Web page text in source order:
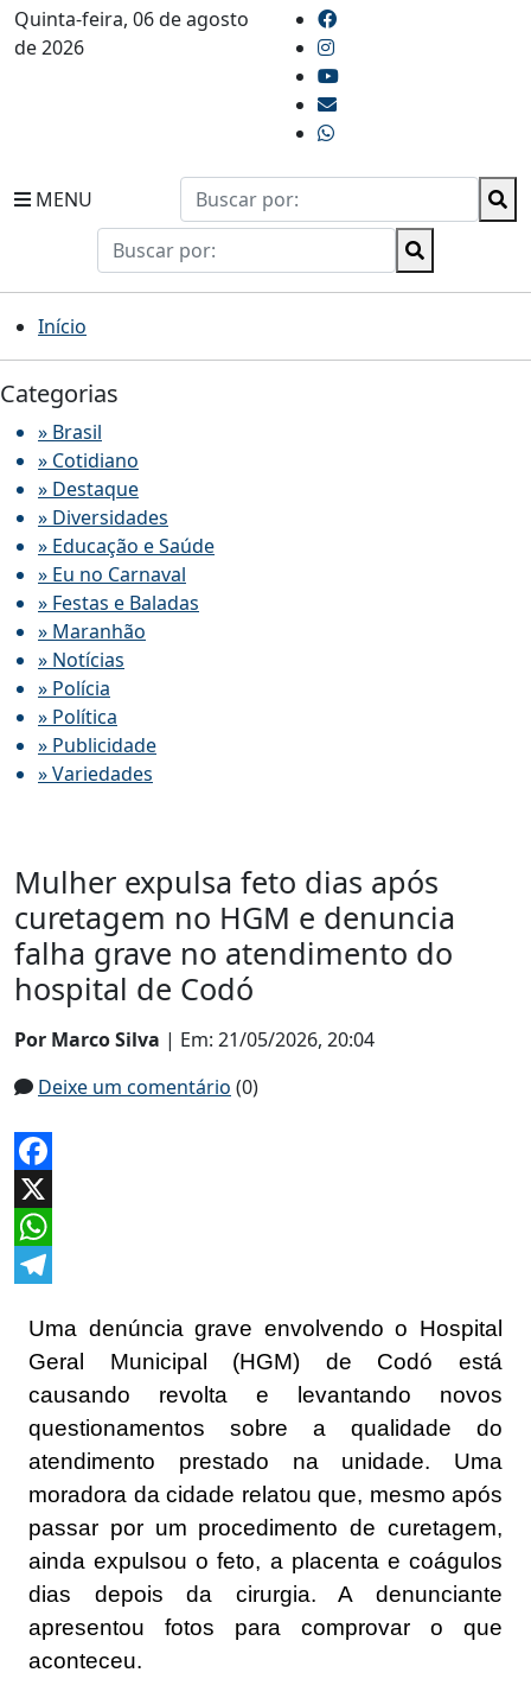
Quinta-feira, 06 de agosto
de 2026
MENU
Início
Categorias
» Brasil
» Cotidiano
» Destaque
» Diversidades
» Educação e Saúde
» Eu no Carnaval
» Festas e Baladas
» Maranhão
» Notícias
» Polícia
» Política
» Publicidade
» Variedades
Mulher expulsa feto dias após
curetagem no HGM e denuncia
falha grave no atendimento do
hospital de Codó
Por Marco Silva | Em: 21/05/2026, 20:04
Deixe um comentário (0)
Facebook
X
WhatsApp
Uma denúncia grave envolvendo o Hospital
Geral Municipal (HGM) de Codó está
causando revolta e levantando novos
questionamentos sobre a qualidade do
atendimento prestado na unidade. Uma
moradora da cidade relatou que, mesmo após
passar por um procedimento de curetagem,
ainda expulsou o feto, a placenta e coágulos
dias depois da cirurgia. A denunciante
apresentou fotos para comprovar o que
aconteceu.